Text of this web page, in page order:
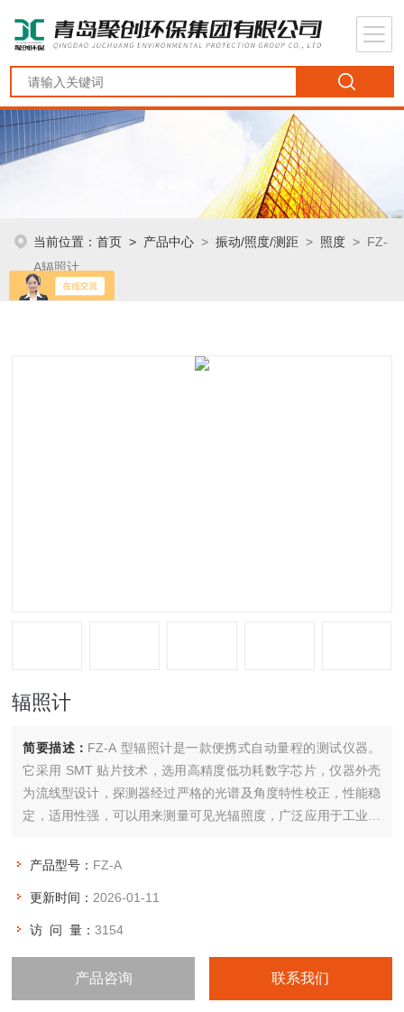
当前位置：首页 > 产品中心 >振动/照度/测距 > 照度 > FZ-
A辐照计
辐照计
简要描述： FZ-A 型辐照计是一款便携式自动量程的测试仪器。
它采用 SMT 贴片技术，选用高精度低功耗数字芯片，仪器外壳
为流线型设计，探测器经过严格的光谱及角度特性校正，性能稳
定，适用性强，可以用来测量可见光辐照度，广泛应用于工业、
产品型号： FZ-A
更新时间： 2026-01-11
访 问 量：3154
产品咨询 联系我们